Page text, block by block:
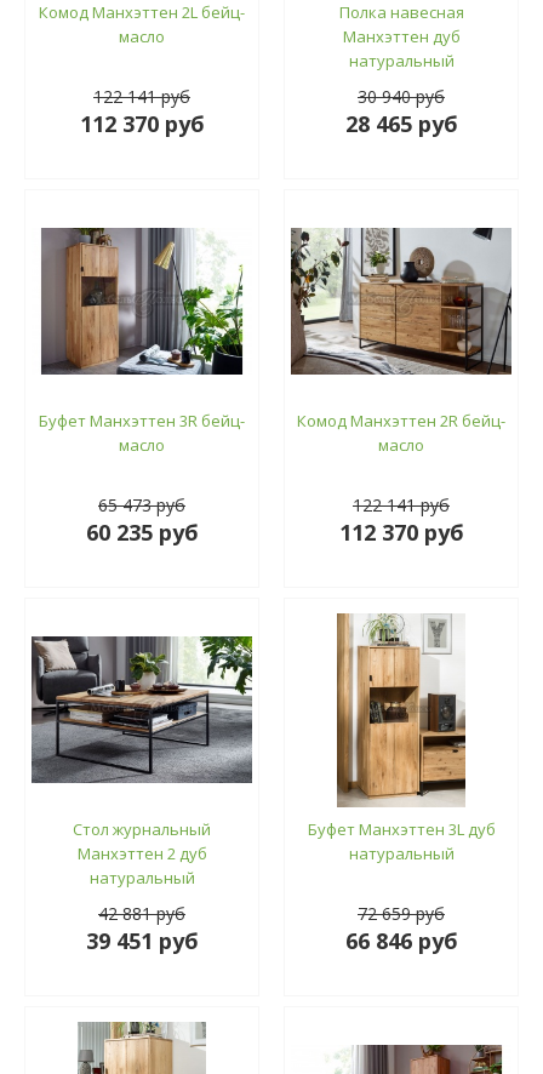
Комод Манхэттен 2L бейц-
масло
122 141 руб
112 370 руб
Полка навесная
Манхэттен дуб
натуральный
30 940 руб
28 465 руб
Буфет Манхэттен 3R бейц-
масло
65 473 руб
60 235 руб
Комод Манхэттен 2R бейц-
масло
122 141 руб
112 370 руб
Стол журнальный
Манхэттен 2 дуб
натуральный
42 881 руб
39 451 руб
Буфет Манхэттен 3L дуб
натуральный
72 659 руб
66 846 руб